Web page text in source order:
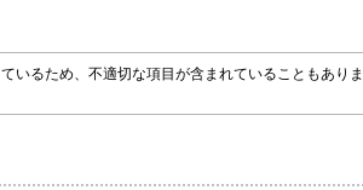
いるため、不適切な項目が含まれていることもあり